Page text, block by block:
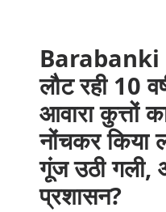
Barabanki
लौट रही 10
आवारा कुत्तों
नोंचकर किया
गूंज उठी गली,
प्रशासन?